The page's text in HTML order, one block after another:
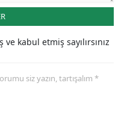
ve kabul etmiş sayılırsınız
siz yazın, tartışalım *